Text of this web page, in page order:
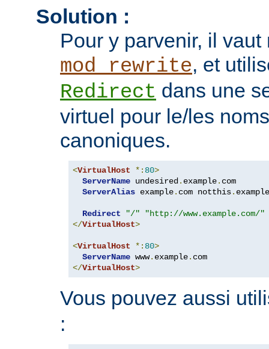
Solution :
Pour y parvenir, il
mod_rewrite, et
Redirect dans une
virtuel pour le/les
canoniques.
<VirtualHost *: 80>
ServerName undesired . example. com
ServerAlias example. com notthis. example
Redirect "/"
"http://www.example.com/"
</VirtualHost>
<VirtualHost *: 80>
ServerName www. example.
</VirtualHost>
Vous pouvez aussi
: